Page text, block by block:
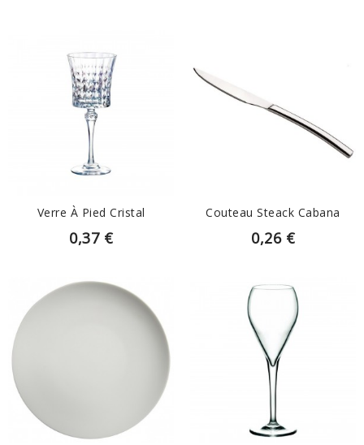
EN SAVOIR PLUS
Verre À Pied Cristal
0,37 €
EN SAVOIR PLUS
Couteau Steack Cabana
0,26 €
EN SAVOIR PLUS